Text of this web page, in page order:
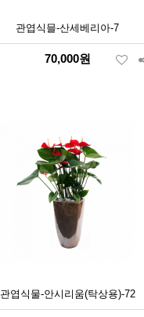
관엽식믈-산세베리아-7
70,000원
관엽식물-안시리움(탁상용)-72